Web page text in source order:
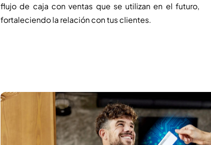
flujo de caja con ventas que se utilizan en el futuro,
fortaleciendo la relación con tus clientes.